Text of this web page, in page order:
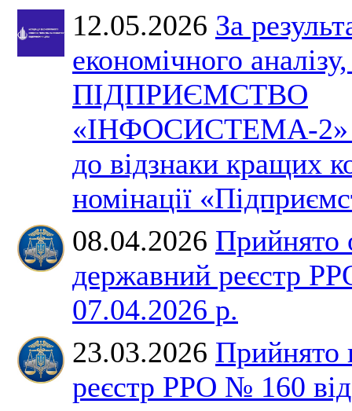
12.05.2026 За
економічного
ПІДПРИЄМСТВО
«ІНФОСИСТЕМА-2»
до відзнаки кращих
номінації
08.04.2026 Прийнято
державний реєстр
07.04.2026 р.
23.03.2026 Прийнято
реєстр РРО № 160